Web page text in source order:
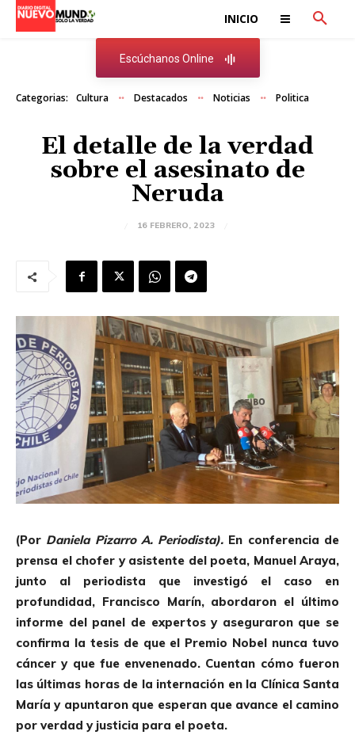
INICIO
Escúchanos Online
Categorias: Cultura Destacados Noticias Politica
El detalle de la verdad
sobre el asesinato de
Neruda
16 FEBRERO, 2023
(Por Daniela Pizarro A. Periodista). En conferencia de
prensa el chofer y asistente del poeta, Manuel Araya,
junto al periodista que investigó el caso en
profundidad, Francisco Marín, abordaron el último
informe del panel de expertos y aseguraron que se
confirma la tesis de que el Premio Nobel nunca tuvo
cáncer y que fue envenenado. Cuentan cómo fueron
las últimas horas de la internación en la Clínica Santa
María y apuntaron que esperan que avance el camino
por verdad y justicia para el poeta.